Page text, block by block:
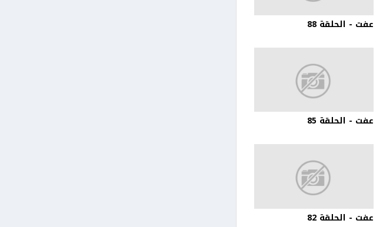
عفت - الحلقة 88
عفت - الحلقة 85
عفت - الحلقة 82